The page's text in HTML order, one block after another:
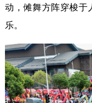
公益 一带
文化产业
动，傩舞方阵穿梭于
乐。